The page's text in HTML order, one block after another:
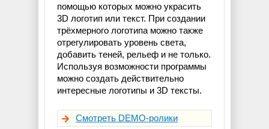
помощью которых можно украсить
3D логотип или текст. При создании
трёхмерного логотипа можно также
отрегулировать уровень света,
добавить теней, рельеф и не только.
Используя возможности программы
можно создать действительно
интересные логотипы и 3D тексты.
Смотреть DEMO-ролики